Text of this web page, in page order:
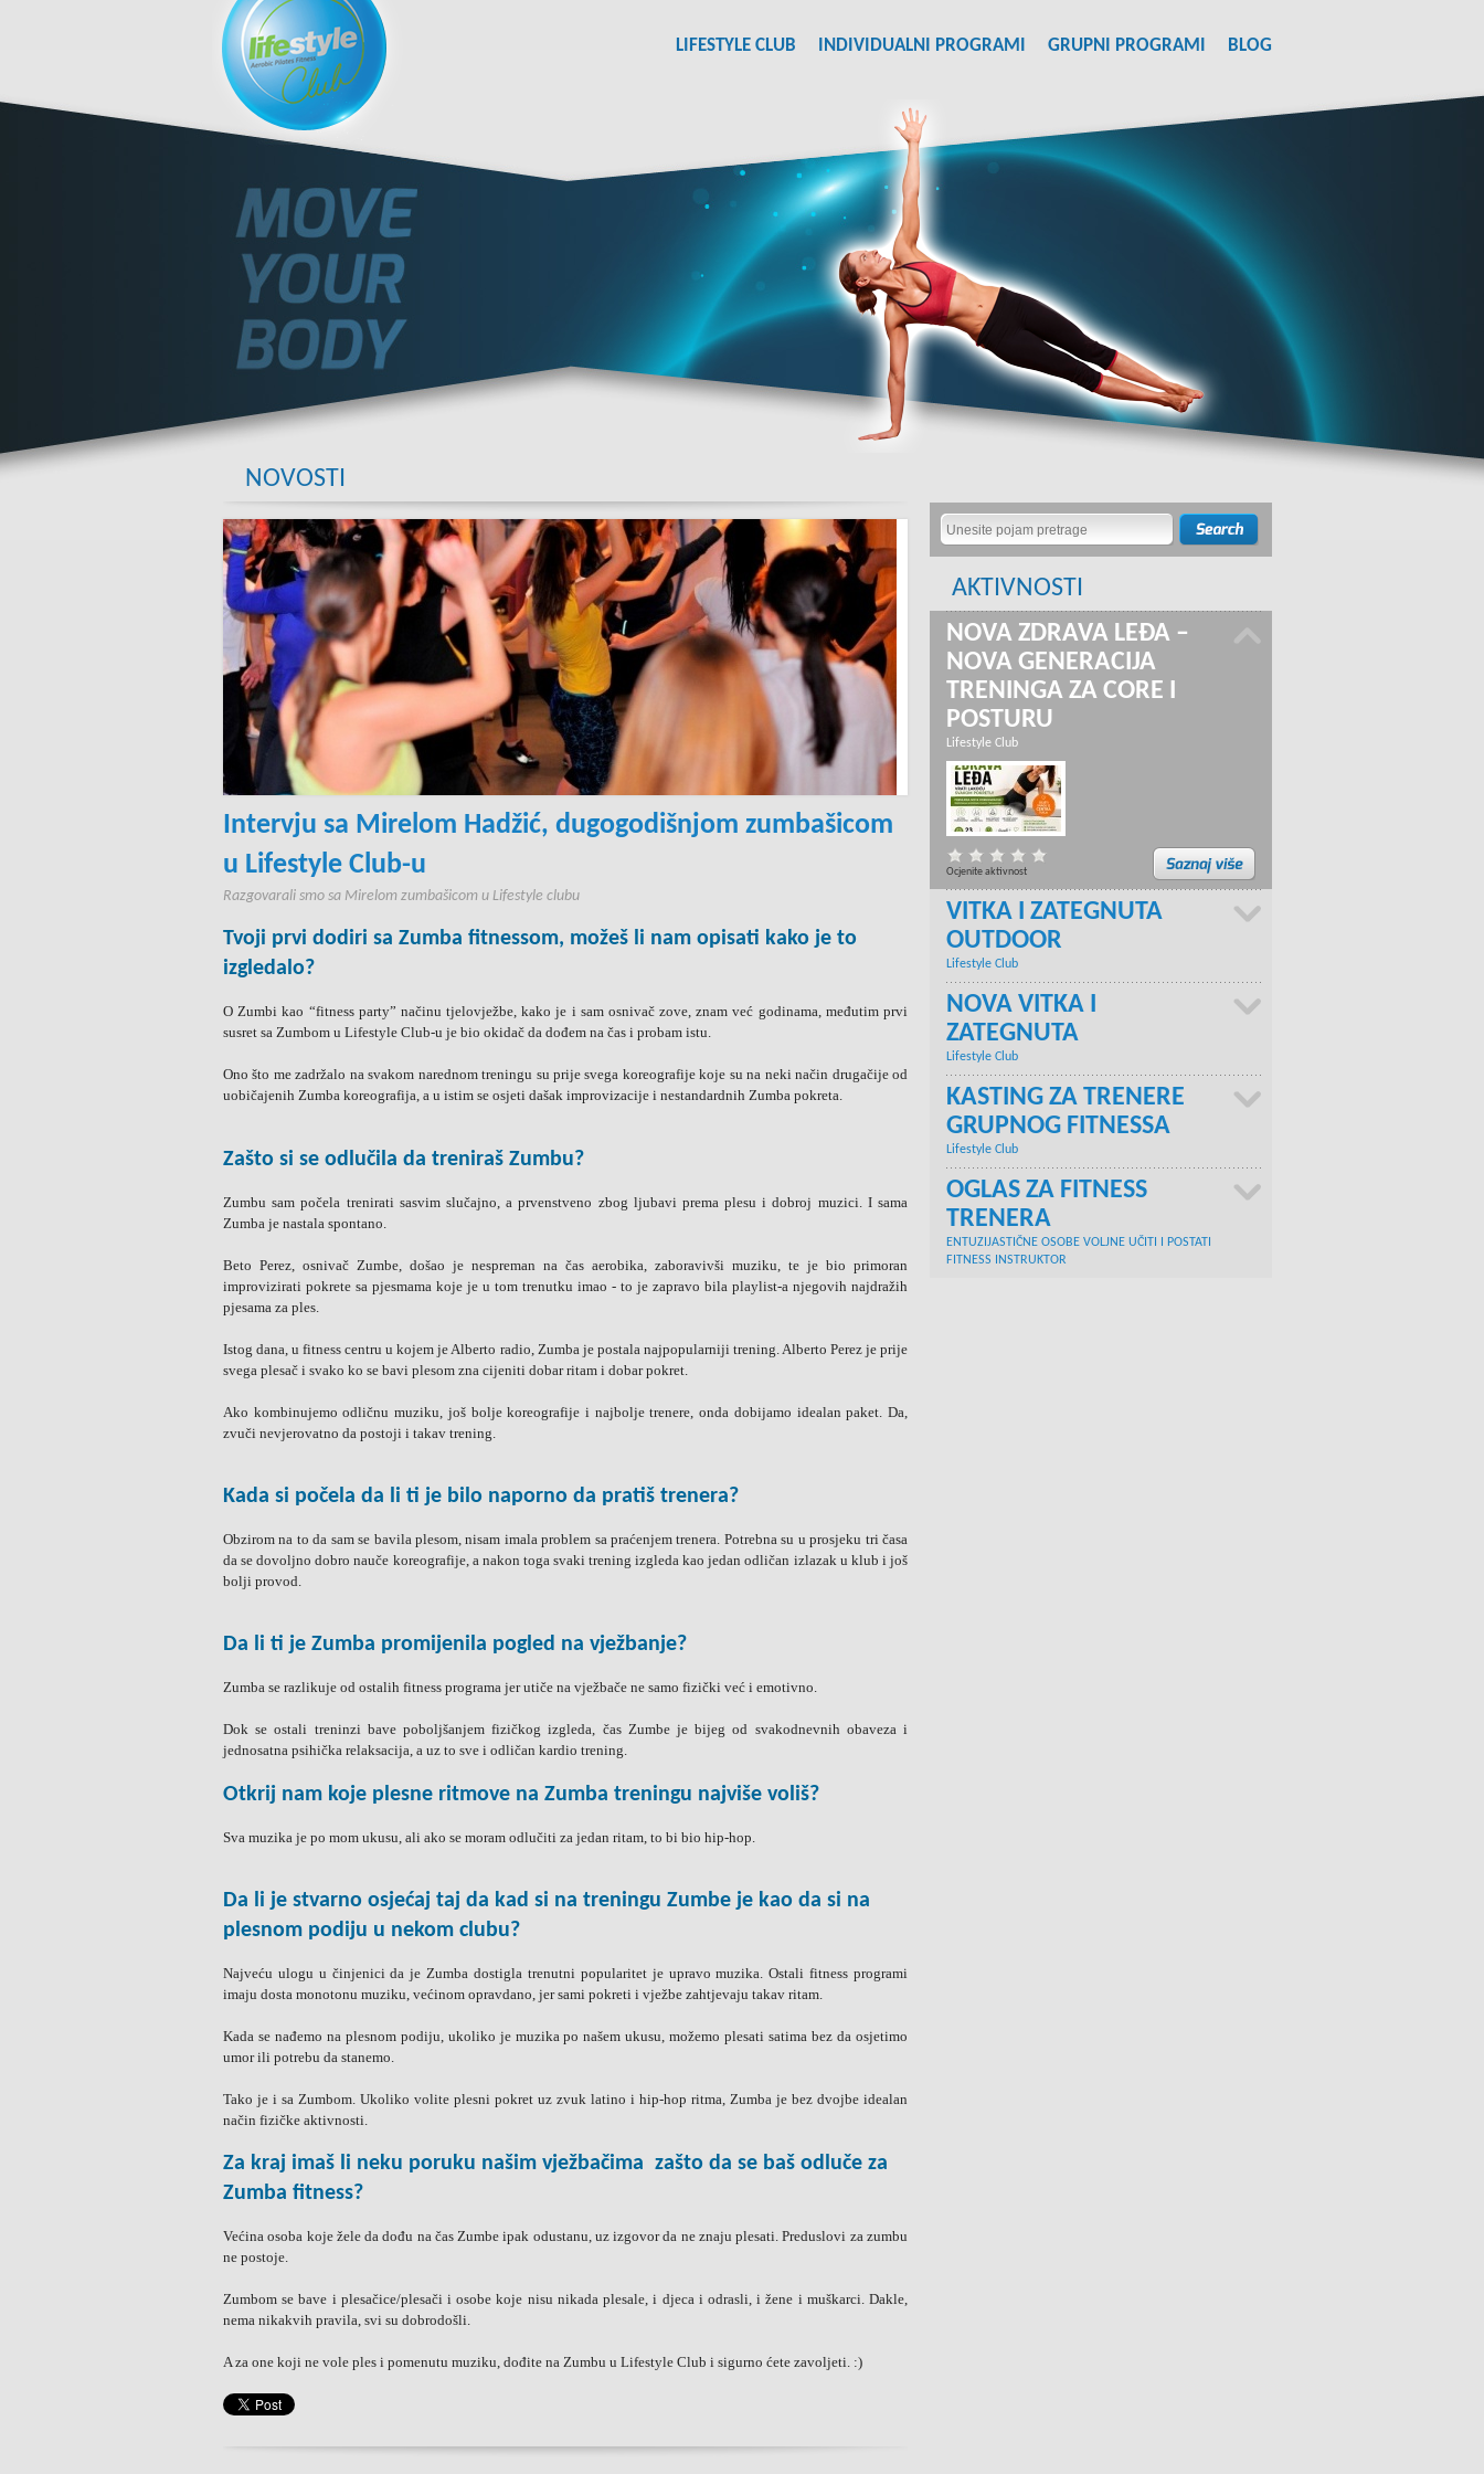
LIFESTYLE CLUB INDIVIDUALNI PROGRAMI GRUPNI PROGRAMI BLOG
NOVOSTI
Intervju sa Mirelom Hadžić, dugogodišnjom zumbašicom
u Lifestyle Club-u
Razgovarali smo sa Mirelom zumbašicom u Lifestyle clubu
Tvoji prvi dodiri sa Zumba fitnessom, možeš li nam opisati kako je to
izgledalo?
O Zumbi kao “fitness party” načinu tjelovježbe, kako je i sam osnivač zove, znam već godinama, međutim prvi
susret sa Zumbom u Lifestyle Club-u je bio okidač da dođem na čas i probam istu.
Ono što me zadržalo na svakom narednom treningu su prije svega koreografije koje su na neki način drugačije od
uobičajenih Zumba koreografija, a u istim se osjeti dašak improvizacije i nestandardnih Zumba pokreta.
Zašto si se odlučila da treniraš Zumbu?
Zumbu sam počela trenirati sasvim slučajno, a prvenstveno zbog ljubavi prema plesu i dobroj muzici. I sama
Zumba je nastala spontano.
Beto Perez, osnivač Zumbe, došao je nespreman na čas aerobika, zaboravivši muziku, te je bio primoran
improvizirati pokrete sa pjesmama koje je u tom trenutku imao - to je zapravo bila playlist-a njegovih najdražih
pjesama za ples.
Istog dana, u fitness centru u kojem je Alberto radio, Zumba je postala najpopularniji trening. Alberto Perez je prije
svega plesač i svako ko se bavi plesom zna cijeniti dobar ritam i dobar pokret.
Ako kombinujemo odličnu muziku, još bolje koreografije i najbolje trenere, onda dobijamo idealan paket. Da,
zvuči nevjerovatno da postoji i takav trening.
Kada si počela da li ti je bilo naporno da pratiš trenera?
Obzirom na to da sam se bavila plesom, nisam imala problem sa praćenjem trenera. Potrebna su u prosjeku tri časa
da se dovoljno dobro nauče koreografije, a nakon toga svaki trening izgleda kao jedan odličan izlazak u klub i još
bolji provod.
Da li ti je Zumba promijenila pogled na vježbanje?
Zumba se razlikuje od ostalih fitness programa jer utiče na vježbače ne samo fizički već i emotivno.
Dok se ostali treninzi bave poboljšanjem fizičkog izgleda, čas Zumbe je bijeg od svakodnevnih obaveza i
jednosatna psihička relaksacija, a uz to sve i odličan kardio trening.
Otkrij nam koje plesne ritmove na Zumba treningu najviše voliš?
Sva muzika je po mom ukusu, ali ako se moram odlučiti za jedan ritam, to bi bio hip-hop.
Da li je stvarno osjećaj taj da kad si na treningu Zumbe je kao da si na
plesnom podiju u nekom clubu?
Najveću ulogu u činjenici da je Zumba dostigla trenutni popularitet je upravo muzika. Ostali fitness programi
imaju dosta monotonu muziku, većinom opravdano, jer sami pokreti i vježbe zahtjevaju takav ritam.
Kada se nađemo na plesnom podiju, ukoliko je muzika po našem ukusu, možemo plesati satima bez da osjetimo
umor ili potrebu da stanemo.
Tako je i sa Zumbom. Ukoliko volite plesni pokret uz zvuk latino i hip-hop ritma, Zumba je bez dvojbe idealan
način fizičke aktivnosti.
Za kraj imaš li neku poruku našim vježbačima zašto da se baš odluče za
Zumba fitness?
Većina osoba koje žele da dođu na čas Zumbe ipak odustanu, uz izgovor da ne znaju plesati. Preduslovi za zumbu
ne postoje.
Zumbom se bave i plesačice/plesači i osobe koje nisu nikada plesale, i djeca i odrasli, i žene i muškarci. Dakle,
nema nikakvih pravila, svi su dobrodošli.
A za one koji ne vole ples i pomenutu muziku, dođite na Zumbu u Lifestyle Club i sigurno ćete zavoljeti. :)
AKTIVNOSTI
NOVA ZDRAVA LEĐA –
NOVA GENERACIJA
TRENINGA ZA CORE I
POSTURU
Lifestyle Club
Ocjenite aktivnost
VITKA I ZATEGNUTA
OUTDOOR
Lifestyle Club
NOVA VITKA I
ZATEGNUTA
Lifestyle Club
KASTING ZA TRENERE
GRUPNOG FITNESSA
Lifestyle Club
OGLAS ZA FITNESS
TRENERA
ENTUZIJASTIČNE OSOBE VOLJNE UČITI I POSTATI
FITNESS INSTRUKTOR